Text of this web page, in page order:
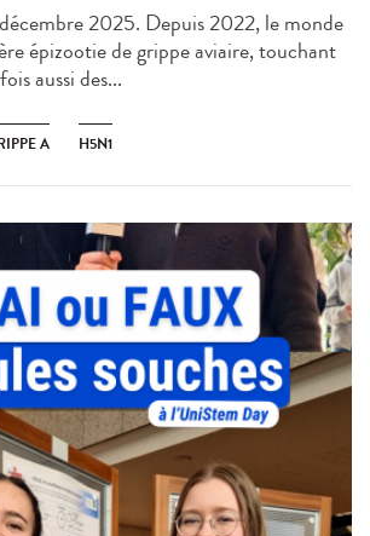
2025. Depuis 2022, le monde
épizootie de grippe aviaire, touchant
aussi des...
A H5N1